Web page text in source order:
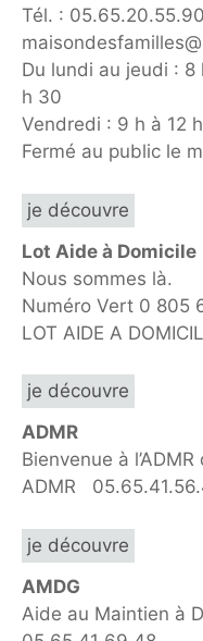
Tél. : 05.65.20.55.90
Du lundi au jeudi : 8
h 30
Vendredi : 9 h à 12
Fermé au public le
je découvre
Lot Aide à Domicile
Nous sommes là.
Numéro Vert 0 805
LOT AIDE A
je découvre
ADMR
Bienvenue à
ADMR
je découvre
AMDG
Aide au Maintien à